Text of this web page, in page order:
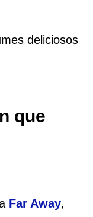
deliciosos
que
Far Away,